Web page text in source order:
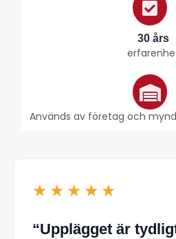
30 års
Används av företag och
★★★★★
“Upplägget är